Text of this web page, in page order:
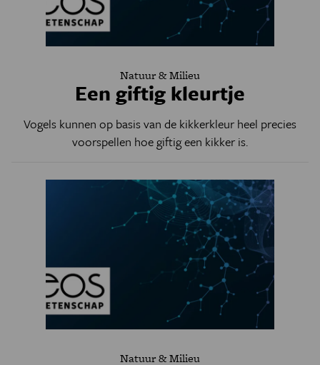
Natuur & Milieu
Een giftig kleurtje
Vogels kunnen op basis van de kikkerkleur heel precies
voorspellen hoe giftig een kikker is.
Natuur & Milieu